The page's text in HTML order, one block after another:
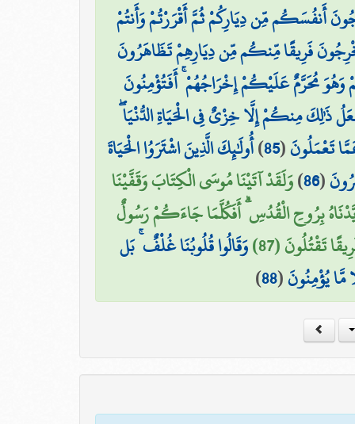
أَنفُسَكُم مِّن دِيَارِكُمْ ثُمَّ أَقْرَرْتُمْ وَأَنتُمْ
فَرِيقًا مِّنكُم مِّن دِيَارِهِمْ تَظَاهَرُونَ
وَهُوَ مُحَرَّمٌ عَلَيْكُمْ إِخْرَاجُهُمْ ۚ أَفَتُؤْمِنُونَ
مِنكُمْ إِلَّا خِزْيٌ فِي الْحَيَاةِ الدُّنْيَا
تَعْمَلُونَ(
85
)أُولَٰئِكَ الَّذِينَ اشْتَرَوُا الْحَيَاةَ
(
86
)وَلَقَدْ آتَيْنَا مُوسَى الْكِتَابَ وَقَفَّيْنَا
بِرُوحِ الْقُدُسِ ۗ أَفَكُلَّمَا جَاءَكُمْ رَسُولٌ
تَقْتُلُونَ (87)
وَقَالُوا قُلُوبُنَا غُلْفٌ ۚ بَل
مَّا يُؤْمِنُونَ(
88
)